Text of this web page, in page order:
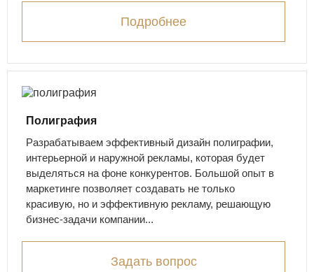
Подробнее
Полиграфия
Разрабатываем эффективный дизайн полиграфии,
интерьерной и наружной рекламы, которая будет
выделяться на фоне конкурентов. Большой опыт в
маркетинге позволяет создавать не только
красивую, но и эффективную рекламу, решающую
бизнес-задачи компании...
Задать вопрос